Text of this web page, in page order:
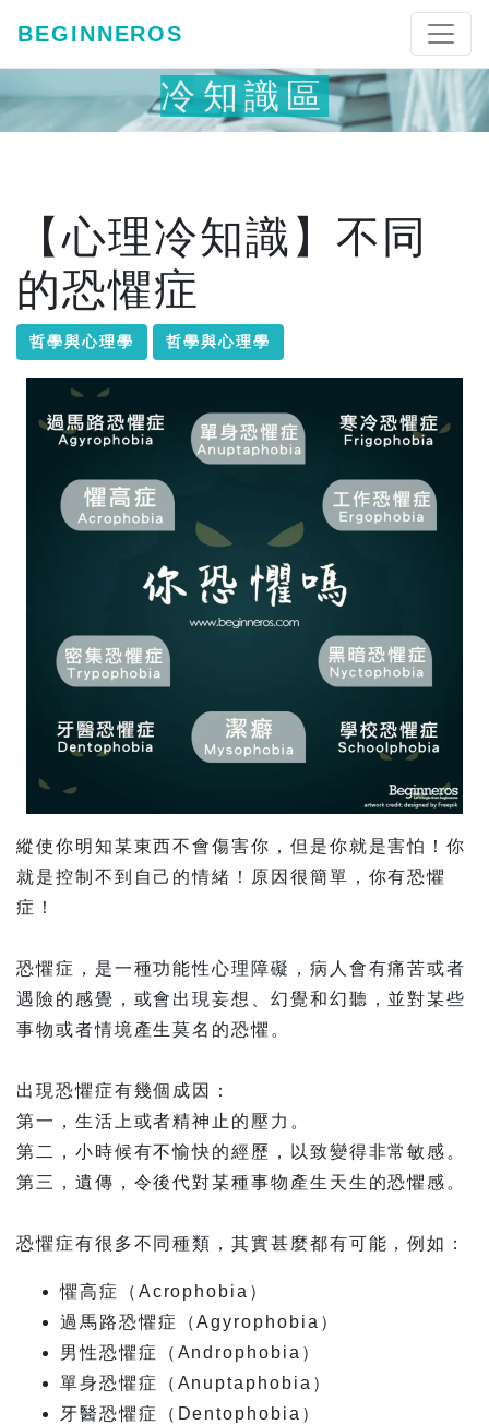
BEGINNEROS
冷知識區
【心理冷知識】不同
的恐懼症
哲學與心理學 哲學與心理學
縱使你明知某東西不會傷害你，但是你就是害怕！你
就是控制不到自己的情緒！原因很簡單，你有恐懼
症！
恐懼症，是一種功能性心理障礙，病人會有痛苦或者
遇險的感覺，或會出現妄想、幻覺和幻聽，並對某些
事物或者情境產生莫名的恐懼。
出現恐懼症有幾個成因：
第一，生活上或者精神止的壓力。
第二，小時候有不愉快的經歷，以致變得非常敏感。
第三，遺傳，令後代對某種事物產生天生的恐懼感。
恐懼症有很多不同種類，其實甚麼都有可能，例如：
懼高症（Acrophobia）
過馬路恐懼症（Agyrophobia）
男性恐懼症（Androphobia）
單身恐懼症（Anuptaphobia）
牙醫恐懼症（Dentophobia）